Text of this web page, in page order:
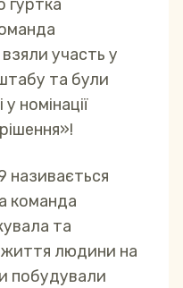
гуртка
участь у
та були
номінації
називається
команда
та
людини на
побудували